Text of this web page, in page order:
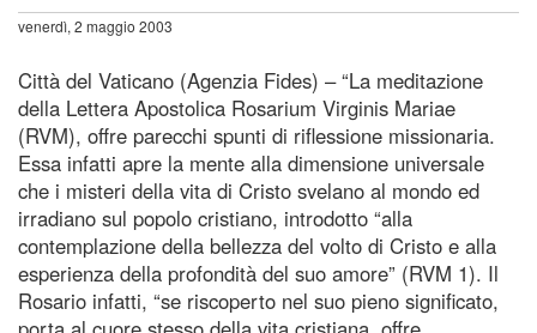
venerdì, 2 maggio 2003
Città del Vaticano (Agenzia Fides) – “La meditazione
della Lettera Apostolica Rosarium Virginis Mariae
(RVM), offre parecchi spunti di riflessione missionaria.
Essa infatti apre la mente alla dimensione universale
che i misteri della vita di Cristo svelano al mondo ed
irradiano sul popolo cristiano, introdotto “alla
contemplazione della bellezza del volto di Cristo e alla
esperienza della profondità del suo amore” (RVM 1). Il
Rosario infatti, “se riscoperto nel suo pieno significato,